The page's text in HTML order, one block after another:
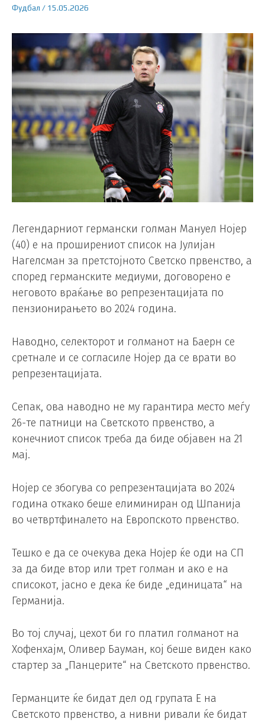
Фудбал / 15.05.2026
Легендарниот германски голман Мануел Нојер
(40) е на проширениот список на Јулијан
Нагелсман за претстојното Светско првенство, а
според германските медиуми, договорено е
неговото враќање во репрезентацијата по
пензионирањето во 2024 година.
Наводно, селекторот и голманот на Баерн се
сретнале и се согласиле Нојер да се врати во
репрезентацијата.
Сепак, ова наводно не му гарантира место меѓу
26-те патници на Светското првенство, а
конечниот список треба да биде објавен на 21
мај.
Нојер се збогува со репрезентацијата во 2024
година откако беше елиминиран од Шпанија
во четвртфиналето на Европското првенство.
Тешко е да се очекува дека Нојер ќе оди на СП
за да биде втор или трет голман и ако е на
списокот, јасно е дека ќе биде „единицата“ на
Германија.
Во тој случај, цехот би го платил голманот на
Хофенхајм, Оливер Бауман, кој беше виден како
стартер за „Панцерите“ на Светското првенство.
Германците ќе бидат дел од групата Е на
Светското првенство, а нивни ривали ќе бидат